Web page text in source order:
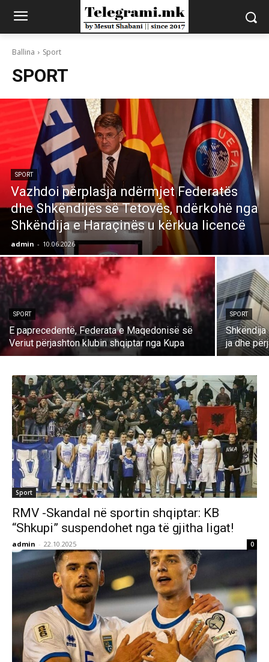
Ballina Sport
SPORT
SPORT
Vazhdoi përplasja ndërmjet Federatës
dhe Shkëndijës së Tetovës, ndërkohë nga
Shkëndija e Haraçinës u kërkua licencë
admin - 10.06.2026
SPORT
E paprecedentë, Federata e Maqedonisë së
Veriut përjashton klubin shqiptar nga Kupa
SPORT
ja dhe
Sport
RMV -Skandal në sportin shqiptar: KB
“Shkupi” suspendohet nga të gjitha ligat!
admin - 22.10.2025 0